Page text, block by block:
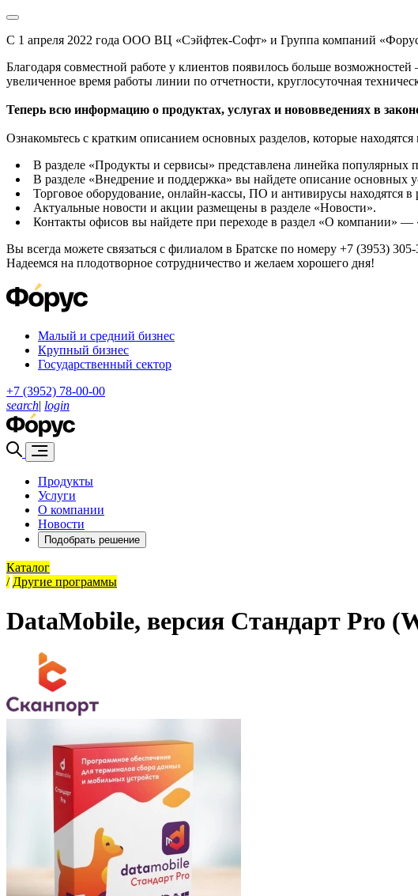
С 1 апреля 2022 года ООО ВЦ «Сэйфтек-Софт» и Группа компаний
Благодаря совместной работе у клиентов появилось больше
увеличенное время работы линии по отчетности, круглосуточная
Теперь всю информацию о продуктах, услугах и нововведениях в
Ознакомьтесь с кратким описанием основных разделов, которые
В разделе «Продукты и сервисы» представлена линейка
В разделе «Внедрение и поддержка» вы найдете описание основных
Торговое оборудование, онлайн-кассы, ПО и антивирусы находятся в
Актуальные новости и акции размещены в разделе «Новости».
Контакты офисов вы найдете при переходе в раздел «О компании» —
Вы всегда можете связаться с филиалом в Братске по номеру +7 (3953) 305-
Надеемся на плодотворное сотрудничество и желаем хорошего дня!
Малый и средний бизнес
Крупный бизнес
Государственный сектор
+7 (3952) 78-00-00
search| login
Продукты
Услуги
О компании
Новости
Подобрать решение
Каталог
/ Другие программы
DataMobile, версия Стандарт Pro